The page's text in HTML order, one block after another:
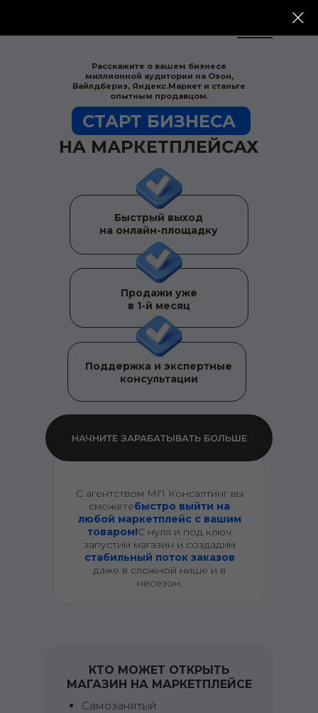
С агентством МП Консалтинг вы
сможетебыстро выйти на
любой маркетплейс с вашим
товаром!С нуля и под ключ
запустим магазин и создадим
стабильный поток заказов
даже в сложной нише и в
несезон.
Быстрый выход
на онлайн-площадку
Продажи уже
в 1-й месяц
Поддержка и экспертные
консультации
НАЧНИТЕ ЗАРАБАТЫВАТЬ БОЛЬШЕ
Расскажите о вашем бизнесе
миллионной аудитории на Озон,
Вайлдбериз, Яндекс.Маркет и станьте
опытным продавцом.
СТАРТ БИЗНЕСА
НА МАРКЕТПЛЕЙСАХ
Самозанятый
КТО МОЖЕТ ОТКРЫТЬ
МАГАЗИН НА МАРКЕТПЛЕЙСЕ